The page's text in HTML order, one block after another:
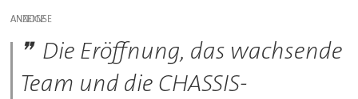
ANZEIGE
Die Eröffnung, das wachsende
Team und die CHASSIS-